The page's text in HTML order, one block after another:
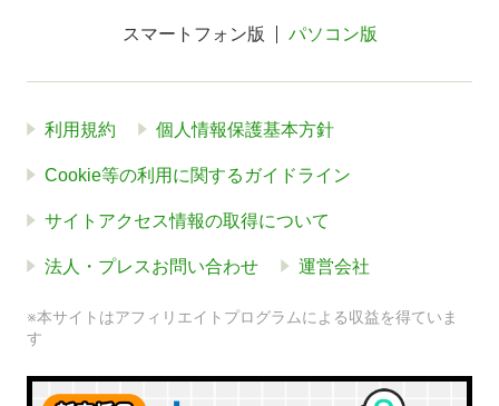
スマートフォン版 パソコン版
利用規約 個人情報保護基本方針
Cookie等の利用に関するガイドライン
サイトアクセス情報の取得について
法人・プレスお問い合わせ 運営会社
※本サイトはアフィリエイトプログラムによる収益を得ていま
す